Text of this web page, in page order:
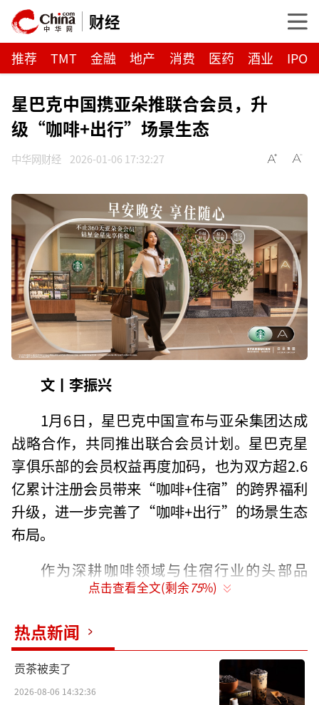
财经
推荐 TMT 金融 地产 消费 医药 酒业 IPO
星巴克中国携亚朵推联合会员，升
级“咖啡+出行”场景生态
中华网财经 2026-01-06 17:32:27
文丨李振兴
1月6日，星巴克中国宣布与亚朵集团达成
战略合作，共同推出联合会员计划。星巴克星
享俱乐部的会员权益再度加码，也为双方超2.6
亿累计注册会员带来“咖啡+住宿”的跨界福利
升级，进一步完善了“咖啡+出行”的场景生态
布局。
作为深耕咖啡领域与住宿行业的头部品
牌，星巴克与亚朵此次合作聚焦用户真实出行
过星巴克或亚朵的官方App、微信小程序完成
账号绑定，即可一键解锁双重专属福利，无需
复杂操作，实用又省心。
点击查看全文(剩余75%)
热点新闻
贡茶被卖了
2026-08-06 14:32:36